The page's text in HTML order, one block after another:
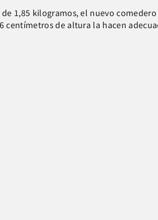
1,85 kilogramos, el nuevo
centímetros de altura la hacen